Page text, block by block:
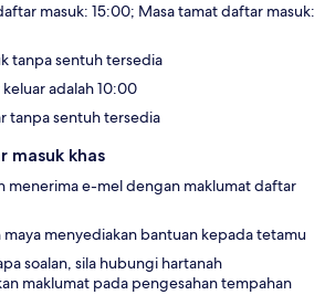
masuk: 15:00; Masa tamat daftar masuk:
tanpa sentuh tersedia
adalah 10:00
tanpa sentuh tersedia
masuk khas
menerima e-mel dengan maklumat daftar
menyediakan bantuan kepada tetamu
soalan, sila hubungi hartanah
maklumat pada pengesahan tempahan